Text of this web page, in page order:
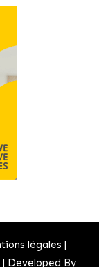
légales |
Developed By